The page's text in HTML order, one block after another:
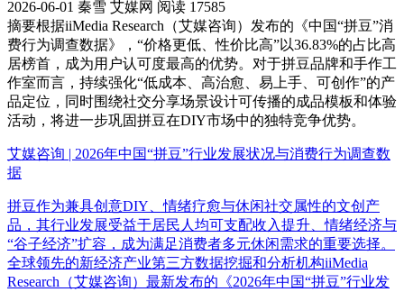
2026-06-01 秦雪 艾媒网 阅读 17585
摘要根据iiMedia Research（艾媒咨询）发布的《中国“拼豆”消
费行为调查数据》，“价格更低、性价比高”以36.83%的占比高
居榜首，成为用户认可度最高的优势。对于拼豆品牌和手作工
作室而言，持续强化“低成本、高治愈、易上手、可创作”的产
品定位，同时围绕社交分享场景设计可传播的成品模板和体验
活动，将进一步巩固拼豆在DIY市场中的独特竞争优势。
艾媒咨询 | 2026年中国“拼豆”行业发展状况与消费行为调查数
据
拼豆作为兼具创意DIY、情绪疗愈与休闲社交属性的文创产
品，其行业发展受益于居民人均可支配收入提升、情绪经济与
“谷子经济”扩容，成为满足消费者多元休闲需求的重要选择。
全球领先的新经济产业第三方数据挖掘和分析机构iiMedia
Research（艾媒咨询）最新发布的《2026年中国“拼豆”行业发